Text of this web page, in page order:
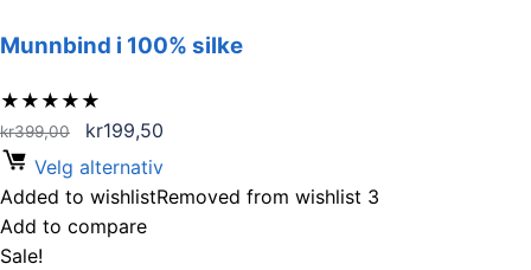
Munnbind i 100% silke
★ ★ ★ ★ ★
kr399,00
Opprinnelig
pris
var:
kr399,00.
kr199,50
pris
er:
Velg alternativ
Added to wishlistRemoved from wishlist 3
Add to compare
Sale!